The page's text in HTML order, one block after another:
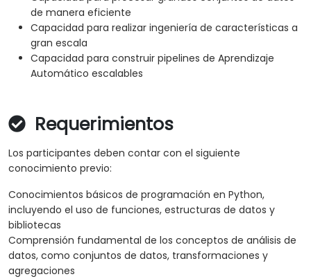
de manera eficiente
Capacidad para realizar ingeniería de características a
gran escala
Capacidad para construir pipelines de Aprendizaje
Automático escalables
Requerimientos
Los participantes deben contar con el siguiente
conocimiento previo:
Conocimientos básicos de programación en Python,
incluyendo el uso de funciones, estructuras de datos y
bibliotecas
Comprensión fundamental de los conceptos de análisis de
datos, como conjuntos de datos, transformaciones y
agregaciones